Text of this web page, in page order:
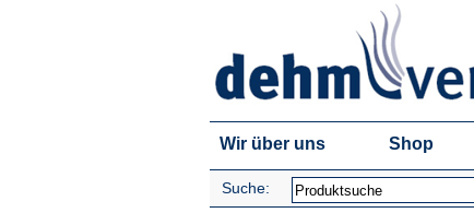
Wir über uns Shop
Suche: